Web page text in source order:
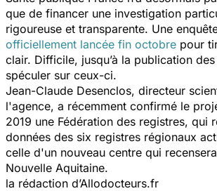
que de financer une investigation
rigoureuse et transparente. Une
officiellement lancée fin octobre pour
clair. Difficile, jusqu’à la publication
spéculer sur ceux-ci.
Jean-Claude Desenclos, directeur
l'agence, a récemment confirmé le
2019 une Fédération des registres, qui
données des six registres régionaux
celle d'un nouveau centre qui
Nouvelle Aquitaine.
la rédaction d’Allodocteurs.fr